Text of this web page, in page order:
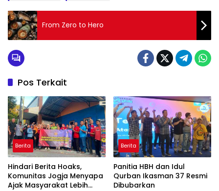
From Zero to Hero
Pos Terkait
Berita
Hindari Berita Hoaks,
Komunitas Jogja Menyapa
Ajak Masyarakat Lebih
Berita
Panitia HBH dan Idul
Qurban Ikasman 37 Resmi
Dibubarkan